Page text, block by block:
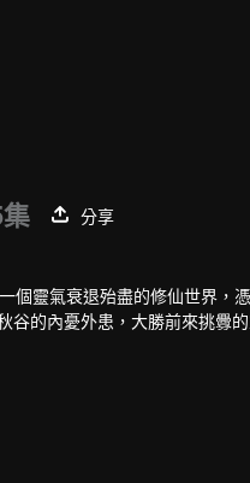
分享
個靈氣衰退殆盡的修仙世界，
谷的內憂外患，大勝前來挑釁
天地靈氣；玄元世界靈氣復甦
老祖卻因此不幸身逝，為找